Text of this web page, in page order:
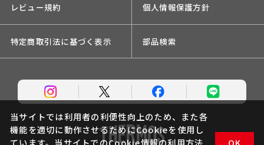
レビュー規約 個人情報保護方針
特定商取引法に基づく表示 部品検索
当サイトでは利用者の利便性向上のため、また各
機能を適切に動作させるためにCookieを使用し
ています。当サイトでのCookie情報の利用方法
OK